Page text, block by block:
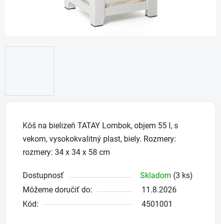
Kôš na bielizeň TATAY Lombok, objem 55 l, s
vekom, vysokokvalitný plast, biely. Rozmery:
rozmery: 34 x 34 x 58 cm
Dostupnosť Skladom (3 ks)
Môžeme doručiť do:
11.8.2026
Kód:
4501001